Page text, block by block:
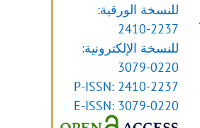
للنسخة الورقية:
2410-2237
للنسخة الإلكترونية:
3079-0220
P-ISSN: 2410-2237
E-ISSN: 3079-0220